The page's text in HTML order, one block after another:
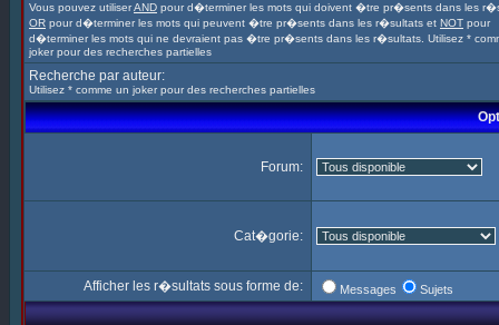
Vous pouvez utiliserAND pour d�terminer les mots qui doivent �tre pr�sents dans les
OR pour d�terminer les mots qui peuvent �tre pr�sents dans les r�sultats et NOT pour
d�terminer les mots qui ne devraient pas �tre pr�sents dans les r�sultats. Utilisez *
joker pour des recherches partielles
Recherche par auteur:
Utilisez * comme un joker pour des recherches partielles
Forum:
Cat�gorie:
Afficher les r�sultats sous forme de: Messages Sujets